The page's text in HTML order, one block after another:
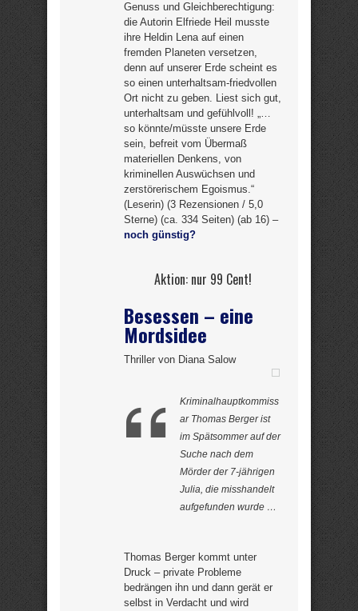
Genuss und Gleichberechtigung:
die Autorin Elfriede Heil musste
ihre Heldin Lena auf einen
fremden Planeten versetzen,
denn auf unserer Erde scheint es
so einen unterhaltsam-friedvollen
Ort nicht zu geben. Liest sich gut,
unterhaltsam und gefühlvoll! „…
so könnte/müsste unsere Erde
sein, befreit vom Übermaß
materiellen Denkens, von
kriminellen Auswüchsen und
zerstörerischem Egoismus.“
(Leserin) (3 Rezensionen / 5,0
Sterne) (ca. 334 Seiten) (ab 16) –
noch günstig?
Aktion: nur 99 Cent!
Besessen – eine
Mordsidee
Thriller von Diana Salow
Kriminalhauptkommiss
ar Thomas Berger ist
im Spätsommer auf der
Suche nach dem
Mörder der 7-jährigen
Julia, die misshandelt
aufgefunden wurde …
Thomas Berger kommt unter
Druck – private Probleme
bedrängen ihn und dann gerät er
selbst in Verdacht und wird